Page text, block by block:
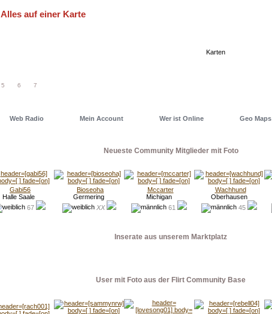
Alles auf einer Karte
Karten
5 6 7
Web Radio Mein Account Wer ist Online Geo Maps
Neueste Community Mitglieder mit Foto
Gabi56
Halle Saale
67
Bioseoha
Germering
XX
Mccarter
Michigan
61
Wachhund
Oberhausen
45
Inserate aus unserem Marktplatz
User mit Foto aus der Flirt Community Base